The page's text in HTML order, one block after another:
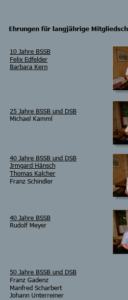
10 Jahre BSSB
Felix Edfelder
Barbara Kern
25 Jahre BSSB und DSB
Michael Kamml
40 Jahre BSSB und DSB
Jrmgard Hänsch
Thomas Kalcher
Franz Schindler
40 Jahre BSSB
Rudolf Meyer
50 Jahre BSSB und DSB
Franz Gadenz
Manfred Scharbert
Johann Unterreiner
Ehrungen für langjährige